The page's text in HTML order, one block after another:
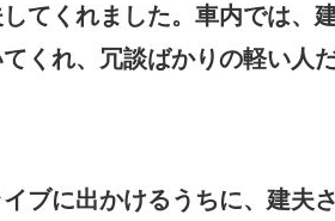
てくれました。車内では、
くれ、冗談ばかりの軽い人
ブに出かけるうちに、建夫